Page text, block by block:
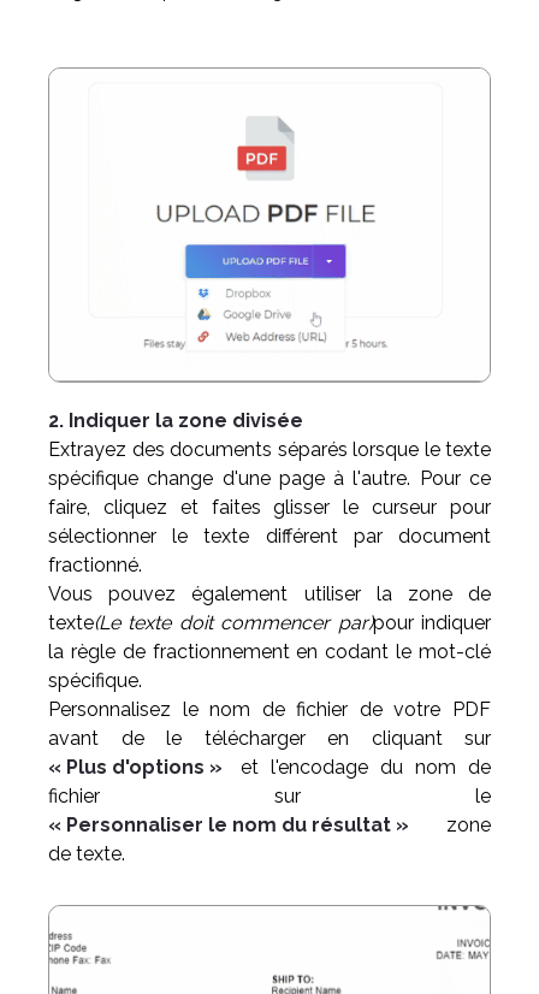
2. Indiquer la zone divisée
Extrayez des documents séparés lorsque le texte
spécifique change d'une page à l'autre. Pour ce
faire, cliquez et faites glisser le curseur pour
sélectionner le texte différent par document
fractionné.
Vous pouvez également utiliser la zone de
texte(Le texte doit commencer par)pour indiquer
la règle de fractionnement en codant le mot-clé
spécifique.
Personnalisez le nom de fichier de votre PDF
avant de le télécharger en cliquant sur
« Plus d'options »
et l'encodage du nom de
fichier sur le
« Personnaliser le nom du résultat »
zone
de texte.